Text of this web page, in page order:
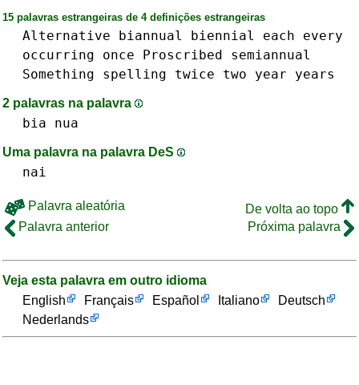
15 palavras estrangeiras de 4 definições estrangeiras
Alternative biannual biennial each
every
occurring
once Proscribed
semiannual
Something
spelling twice two year years
2 palavras na palavra
bia nua
Uma palavra na palavra DeS
nai
Palavra aleatória
De volta ao topo
Palavra anterior
Próxima palavra
Veja esta palavra em outro idioma
English
Français Español Italiano
Deutsch
Nederlands